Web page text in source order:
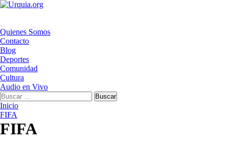
Saltar
Menú
principal
Quienes Somos
Contacto
Blog
Deportes
Comunidad
Cultura
Audio en Vivo
Buscar:
Inicio
FIFA
FIFA